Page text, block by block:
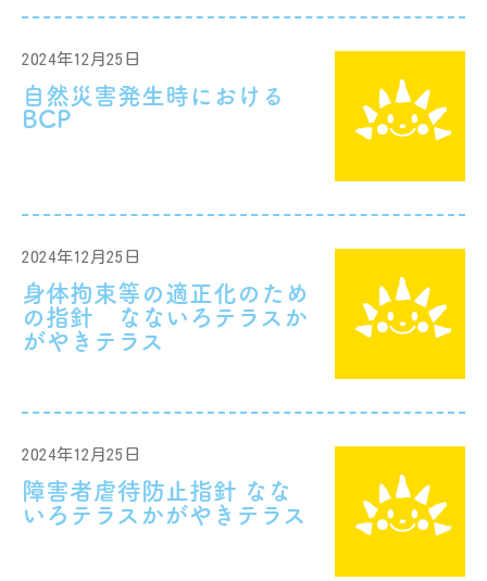
2024年12月25日
自然災害発生時における
BCP
2024年12月25日
身体拘束等の適正化のため
の指針 なないろテラスか
がやきテラス
2024年12月25日
障害者虐待防止指針 なな
いろテラスかがやきテラス